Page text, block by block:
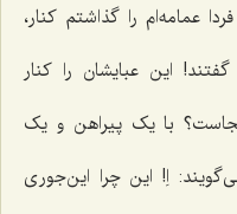
عمامه‌ام را گذاشتم کنار،
این عبایشان را کنار
با یک پیراهن و یک
اِ! این چرا این‌جوری